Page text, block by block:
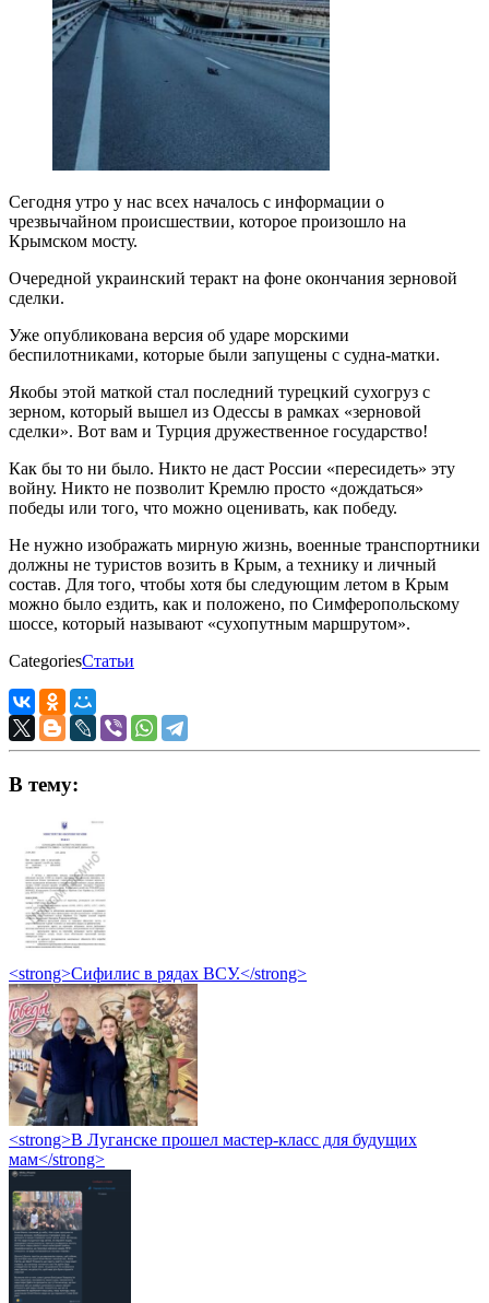
Сегодня утро у нас всех началось с информации о
чрезвычайном происшествии, которое произошло на
Крымском мосту.
Очередной украинский теракт на фоне окончания зерновой
сделки.
Уже опубликована версия об ударе морскими
беспилотниками, которые были запущены с судна-матки.
Якобы этой маткой стал последний турецкий сухогруз с
зерном, который вышел из Одессы в рамках «зерновой
сделки». Вот вам и Турция дружественное государство!
Как бы то ни было. Никто не даст России «пересидеть» эту
войну. Никто не позволит Кремлю просто «дождаться»
победы или того, что можно оценивать, как победу.
Не нужно изображать мирную жизнь, военные транспортники
должны не туристов возить в Крым, а технику и личный
состав. Для того, чтобы хотя бы следующим летом в Крым
можно было ездить, как и положено, по Симферопольскому
шоссе, который называют «сухопутным маршрутом».
CategoriesСтатьи
В тему:
<strong>Сифилис в рядах ВСУ.</strong>
<strong>В Луганске прошел мастер-класс для будущих
мам</strong>